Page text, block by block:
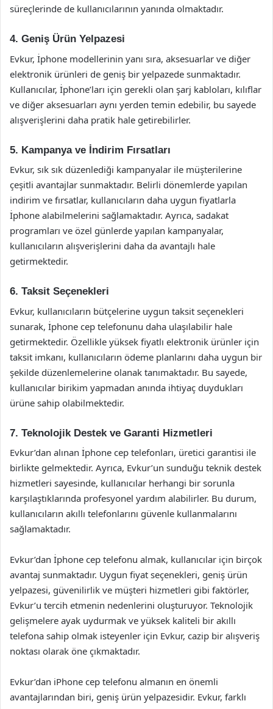
süreçlerinde de kullanıcılarının yanında olmaktadır.
4. Geniş Ürün Yelpazesi
Evkur, İphone modellerinin yanı sıra, aksesuarlar ve diğer
elektronik ürünleri de geniş bir yelpazede sunmaktadır.
Kullanıcılar, İphone’ları için gerekli olan şarj kabloları, kılıflar
ve diğer aksesuarları aynı yerden temin edebilir, bu sayede
alışverişlerini daha pratik hale getirebilirler.
5. Kampanya ve İndirim Fırsatları
Evkur, sık sık düzenlediği kampanyalar ile müşterilerine
çeşitli avantajlar sunmaktadır. Belirli dönemlerde yapılan
indirim ve fırsatlar, kullanıcıların daha uygun fiyatlarla
İphone alabilmelerini sağlamaktadır. Ayrıca, sadakat
programları ve özel günlerde yapılan kampanyalar,
kullanıcıların alışverişlerini daha da avantajlı hale
getirmektedir.
6. Taksit Seçenekleri
Evkur, kullanıcıların bütçelerine uygun taksit seçenekleri
sunarak, İphone cep telefonunu daha ulaşılabilir hale
getirmektedir. Özellikle yüksek fiyatlı elektronik ürünler için
taksit imkanı, kullanıcıların ödeme planlarını daha uygun bir
şekilde düzenlemelerine olanak tanımaktadır. Bu sayede,
kullanıcılar birikim yapmadan anında ihtiyaç duydukları
ürüne sahip olabilmektedir.
7. Teknolojik Destek ve Garanti Hizmetleri
Evkur’dan alınan İphone cep telefonları, üretici garantisi ile
birlikte gelmektedir. Ayrıca, Evkur’un sunduğu teknik destek
hizmetleri sayesinde, kullanıcılar herhangi bir sorunla
karşılaştıklarında profesyonel yardım alabilirler. Bu durum,
kullanıcıların akıllı telefonlarını güvenle kullanmalarını
sağlamaktadır.
Evkur’dan İphone cep telefonu almak, kullanıcılar için birçok
avantaj sunmaktadır. Uygun fiyat seçenekleri, geniş ürün
yelpazesi, güvenilirlik ve müşteri hizmetleri gibi faktörler,
Evkur’u tercih etmenin nedenlerini oluşturuyor. Teknolojik
gelişmelere ayak uydurmak ve yüksek kaliteli bir akıllı
telefona sahip olmak isteyenler için Evkur, cazip bir alışveriş
noktası olarak öne çıkmaktadır.
Evkur’dan iPhone cep telefonu almanın en önemli
avantajlarından biri, geniş ürün yelpazesidir. Evkur, farklı